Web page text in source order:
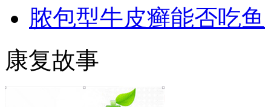
脓包型牛皮癣能否吃鱼
康复故事